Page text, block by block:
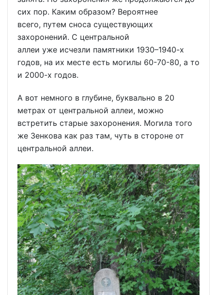
сих пор. Каким образом? Вероятнее
всего, путем сноса существующих
захоронений. С центральной
аллеи уже исчезли памятники 1930–1940-х
годов, на их месте есть могилы 60-70-80, а то
и 2000-х годов.
А вот немного в глубине, буквально в 20
метрах от центральной аллеи, можно
встретить старые захоронения. Могила того
же Зенкова как раз там, чуть в стороне от
центральной аллеи.